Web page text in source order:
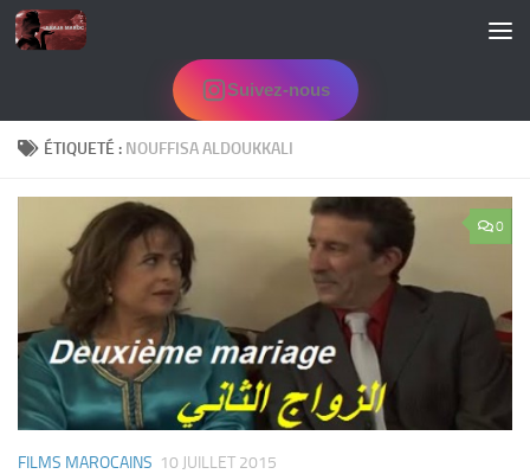
Skip to content
Suivez-nous
ÉTIQUETÉ : NOUFFISA ALDOUKKALI
0
FILMS MAROCAINS 10 JUILLET 2015